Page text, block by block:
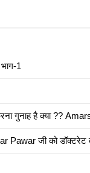
1
गुनाह है क्या ??
Pawar जी को डॉक्टरेट